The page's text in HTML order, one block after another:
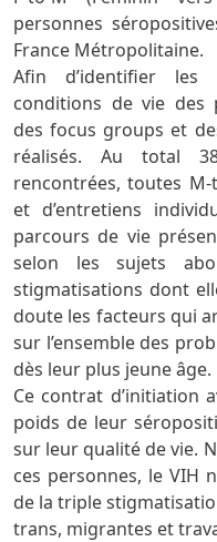
personnes
France Métropolitaine.
Afin d’identifier les
conditions de vie des
des focus groups et
réalisés. Au total
rencontrées, toutes M-
et d’entretiens
parcours de vie
selon les sujets
stigmatisations dont
doute les facteurs qui
sur l’ensemble des
dès leur plus jeune âge.
Ce contrat d’initiation
poids de leur
sur leur qualité de vie.
ces personnes, le VIH
de la triple
trans, migrantes et